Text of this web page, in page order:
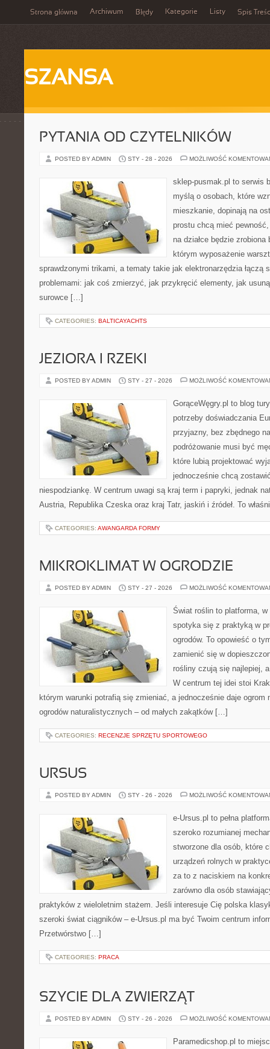
Strona główna Archiwum Błędy Kategorie Listy Spis
SZANSA
PYTANIA OD CZYTELNIKÓW
POSTED BY ADMIN STY - 28 - 2026 MOŻLIWOŚĆ
sklep-pusmak.pl to serwis
myślą o osobach, które
mieszkanie, dopinają na
prostu chcą mieć
na działce będzie
którym wyposażenie
sprawdzonymi trikami, a tematy takie jak elektronarzędzia łączą
problemami: jak coś zmierzyć, jak przykręcić elementy, jak
surowce […]
CATEGORIES: BALTICAYACHTS
JEZIORA I RZEKI
POSTED BY ADMIN STY - 27 - 2026 MOŻLIWOŚĆ
GorąceWęgry.pl to blog
potrzeby doświadczania
przyjazny, bez zbędnego
podróżowanie musi być
które lubią projektować
jednocześnie chcą
niespodziankę. W centrum uwagi są kraj term i papryki, jednak
Austria, Republika Czeska oraz kraj Tatr, jaskiń i źródeł. To
CATEGORIES: AWANGARDA FORMY
MIKROKLIMAT W OGRODZIE
POSTED BY ADMIN STY - 27 - 2026 MOŻLIWOŚĆ
Świat roślin to platforma, w
spotyka się z praktyką w
ogrodów. To opowieść o
zamienić się w
rośliny czują się najlepiej,
W centrum tej idei stoi
którym warunki potrafią się zmieniać, a jednocześnie daje ogrom
ogrodów naturalistycznych – od małych zakątków […]
CATEGORIES: RECENZJE SPRZĘTU SPORTOWEGO
URSUS
POSTED BY ADMIN STY - 26 - 2026 MOŻLIWOŚĆ
e-Ursus.pl to pełna
szeroko rozumianej
stworzone dla osób, które
urządzeń rolnych w
za to z naciskiem na
zarówno dla osób
praktyków z wieloletnim stażem. Jeśli interesuje Cię polska
szeroki świat ciągników – e-Ursus.pl ma być Twoim centrum
Przetwórstwo […]
CATEGORIES: PRACA
SZYCIE DLA ZWIERZĄT
POSTED BY ADMIN STY - 26 - 2026 MOŻLIWOŚĆ
Paramedicshop.pl to